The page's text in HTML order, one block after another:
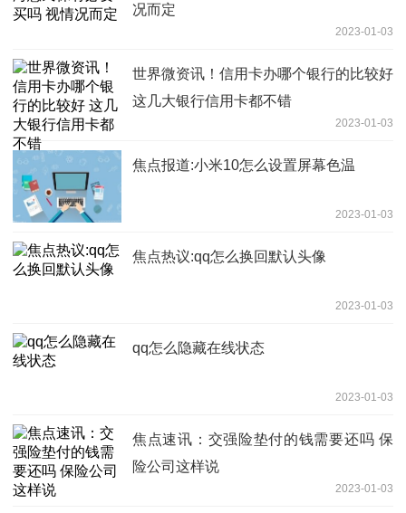
况而定
2023-01-03
世界微资讯！信用卡办哪个银行的比较好
这几大银行信用卡都不错
2023-01-03
焦点报道:小米10怎么设置屏幕色温
2023-01-03
焦点热议:qq怎么换回默认头像
2023-01-03
qq怎么隐藏在线状态
2023-01-03
焦点速讯：交强险垫付的钱需要还吗 保
险公司这样说
2023-01-03